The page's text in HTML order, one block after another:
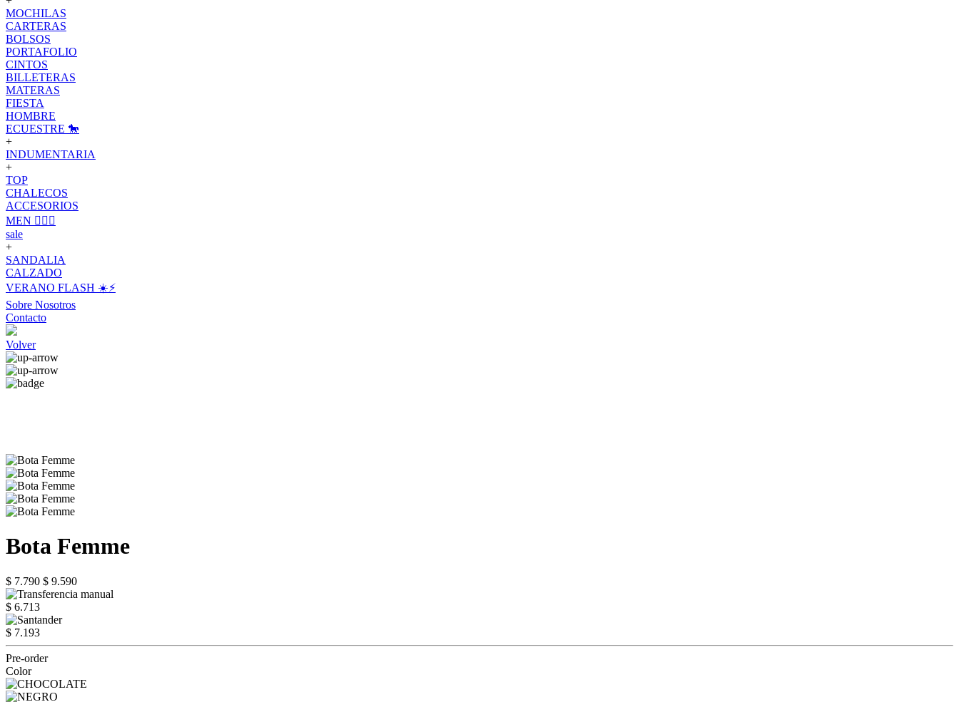
MOCHILAS
CARTERAS
BOLSOS
PORTAFOLIO
CINTOS
BILLETERAS
MATERAS
FIESTA
HOMBRE
ECUESTRE 🐎
+
INDUMENTARIA
+
TOP
CHALECOS
ACCESORIOS
MEN 🙋🏽‍♂️
sale
+
SANDALIA
CALZADO
VERANO FLASH ☀️⚡️
Sobre Nosotros
Contacto
Volver
Bota Femme
$ 7.790 $ 9.590
$ 6.713
$ 7.193
Pre-order
Color